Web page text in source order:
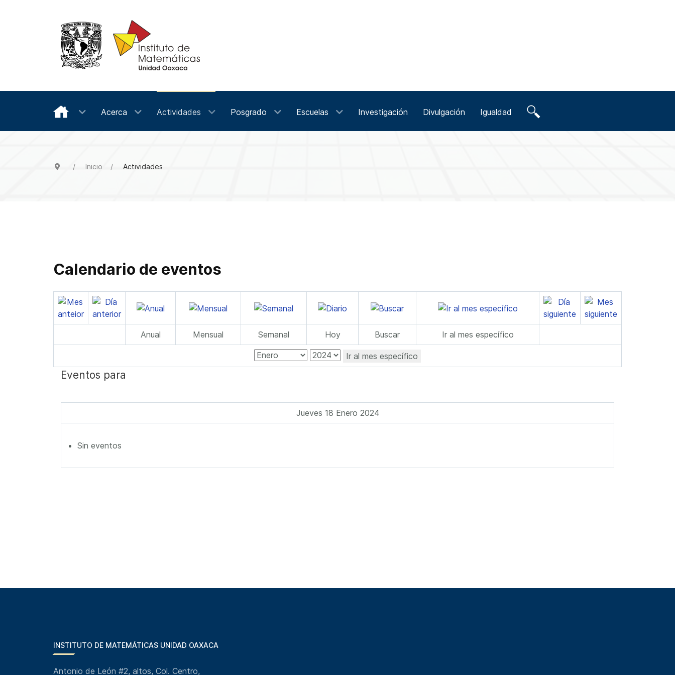
Acerca Actividades Posgrado Escuelas Investigación Divulgación Igualdad
Inicio Actividades
Calendario de eventos
Anual Mensual Semanal Hoy Buscar Ir al mes específico
Ir al mes específico
Eventos para
Jueves 18 Enero 2024
Sin eventos
INSTITUTO DE MATEMÁTICAS UNIDAD OAXACA
Antonio de León #2, altos, Col. Centro,